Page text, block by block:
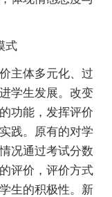
式
主体多元化、过
学生发展。改变
功能，发挥评价
践。原有的对学
况通过考试分数
评价，评价方式
生的积极性。新